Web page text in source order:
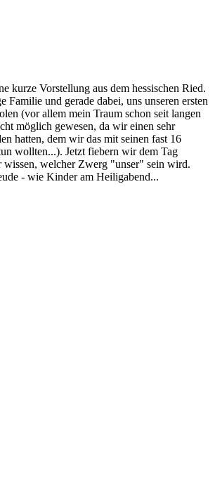
kurze Vorstellung aus dem hessischen Ried.
Familie und gerade dabei, uns unseren ersten
(vor allem mein Traum schon seit langen
möglich gewesen, da wir einen sehr
hatten, dem wir das mit seinen fast 16
wollten...). Jetzt fiebern wir dem Tag
wissen, welcher Zwerg "unser" sein wird.
- wie Kinder am Heiligabend...